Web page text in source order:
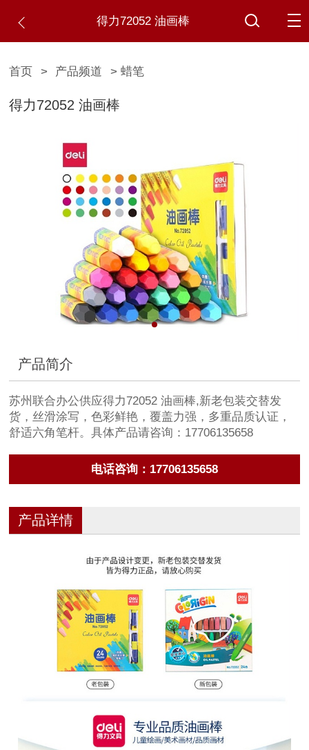
得力72052 油画棒
首页 > 产品频道 > 蜡笔
得力72052 油画棒
产品简介
苏州联合办公供应得力72052 油画棒,新老包装交替发
货，丝滑涂写，色彩鲜艳，覆盖力强，多重品质认证，
舒适六角笔杆。具体产品请咨询：17706135658
电话咨询：17706135658
产品详情